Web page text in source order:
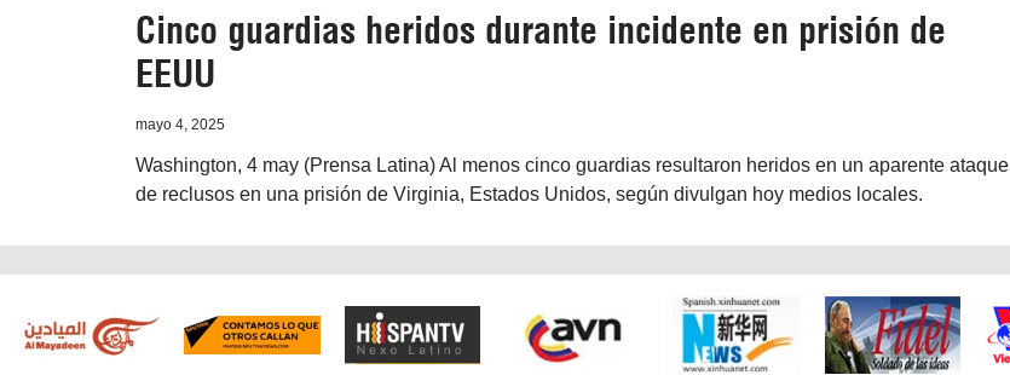
Cinco guardias heridos durante incidente en prisión de
EEUU
mayo 4, 2025
Washington, 4 may (Prensa Latina) Al menos cinco guardias resultaron heridos en un aparente ataque
de reclusos en una prisión de Virginia, Estados Unidos, según divulgan hoy medios locales.